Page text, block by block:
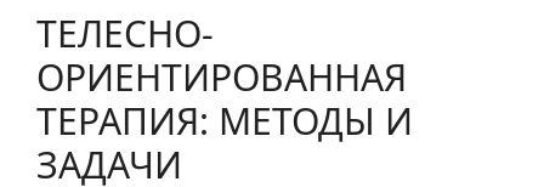
ТЕЛЕСНО-
ОРИЕНТИРОВАННАЯ
ТЕРАПИЯ: МЕТОДЫ И
ЗАДАЧИ